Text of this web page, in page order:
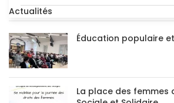
Actualités
Éducation populaire
La place des femmes